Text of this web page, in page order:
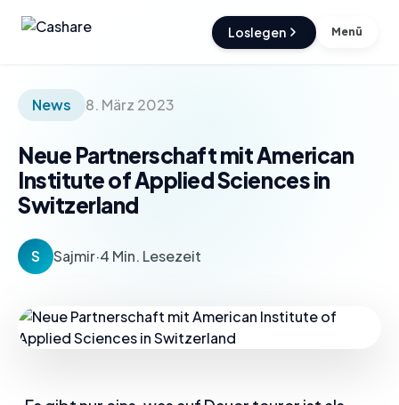
Loslegen Menü
News 8. März 2023
Neue Partnerschaft mit American
Institute of Applied Sciences in
Switzerland
S Sajmir·4 Min. Lesezeit